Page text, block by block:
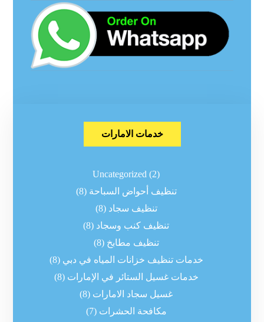
خدمات الامارات
Uncategorized (2)
تنظيف أحواض السباحة (8)
تنظيف سجاد (8)
تنظيف كنب وسجاد (8)
تنظيف مطابخ (8)
خدمات تنظيف خزانات المياه في دبي (8)
خدمات غسيل الستائر في الإمارات (8)
غسيل سجاد الامارات (8)
مكافحة الحشرات (7)